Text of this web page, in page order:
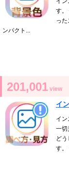
す。
っ
ンパクト...
201,001 view
イ
イ
一切
ど
す。